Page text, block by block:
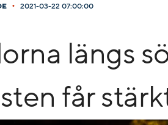
• 2021-03-22 07:00:00
längs
får